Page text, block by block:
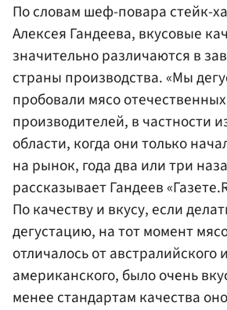
По словам шеф-повара стейк-
Алексея Гандеева, вкусовые
значительно различаются в
страны производства. «Мы
пробовали мясо отечественных
производителей, в частности
области, когда они только
на рынок, года два или три
рассказывает Гандеев
По качеству и вкусу, если
дегустацию, на тот момент
отличалось от австралийского
американского, было очень
менее стандартам качества